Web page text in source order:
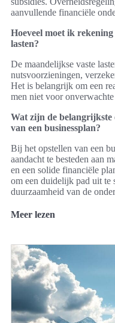
aanvullende financiële
Hoeveel moet ik
lasten?
De maandelijkse vaste
nutsvoorzieningen,
Het is belangrijk om een
men niet voor
Wat zijn de belangrijkste
van een businessplan?
Bij het opstellen van een
aandacht te besteden aan
en een solide financiële
om een duidelijk pad uit te
duurzaamheid van de
Meer lezen